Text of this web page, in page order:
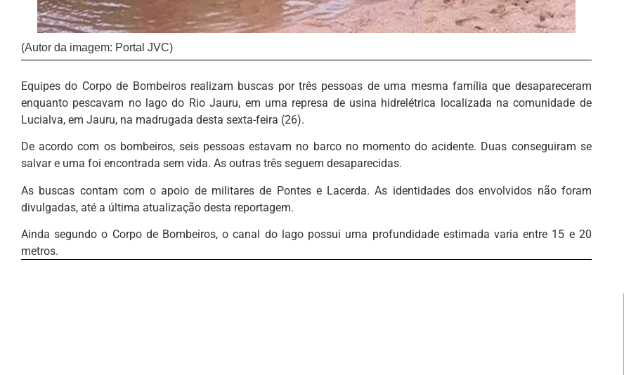
(Autor da imagem: Portal JVC)
Equipes do Corpo de Bombeiros realizam buscas por três pessoas de uma mesma família que desapareceram
enquanto pescavam no lago do Rio Jauru, em uma represa de usina hidrelétrica localizada na comunidade de
Lucialva, em Jauru, na madrugada desta sexta-feira (26).
De acordo com os bombeiros, seis pessoas estavam no barco no momento do acidente. Duas conseguiram se
salvar e uma foi encontrada sem vida. As outras três seguem desaparecidas.
As buscas contam com o apoio de militares de Pontes e Lacerda. As identidades dos envolvidos não foram
divulgadas, até a última atualização desta reportagem.
Ainda segundo o Corpo de Bombeiros, o canal do lago possui uma profundidade estimada varia entre 15 e 20
metros.